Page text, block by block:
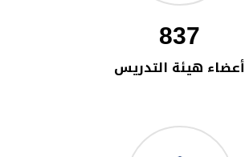
837
أعضاء هيئة التدريس